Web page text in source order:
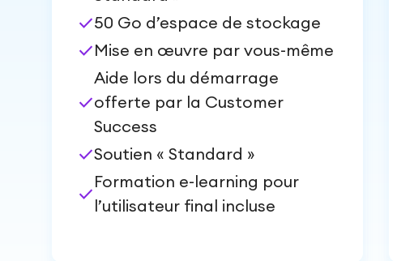
check50 Go d’espace de stockage
check Mise en œuvre par vous-même
check
Aide lors du démarrage
offerte par la Customer
Success
checkSoutien « Standard »
check
Formation e-learning pour
l’utilisateur final incluse